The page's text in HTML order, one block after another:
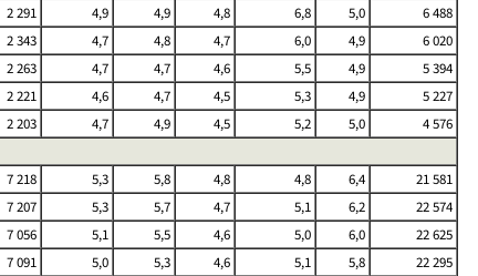
2 291 4,9 4,9 4,8 6,8 5,0
6 488
2 343 4,7 4,8 4,7 6,0 4,9
6 020
2 263 4,7 4,7 4,6 5,5 4,9
5 394
2 221 4,6 4,7 4,5 5,3 4,9
5 227
2 203 4,7 4,9 4,5 5,2 5,0
4 576
7 218 5,3 5,8 4,8 4,8 6,4
21 581
7 207 5,3 5,7 4,7 5,1 6,2
22 574
7 056 5,1 5,5 4,6 5,0 6,0
22 625
7 091 5,0 5,3 4,6 5,1 5,8
22 295